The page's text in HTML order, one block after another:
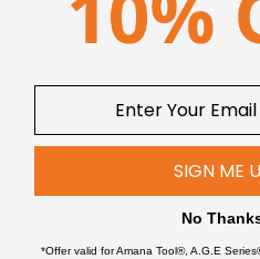
SIGN ME
No
*Offer valid for Amana Tool®, A.G.E